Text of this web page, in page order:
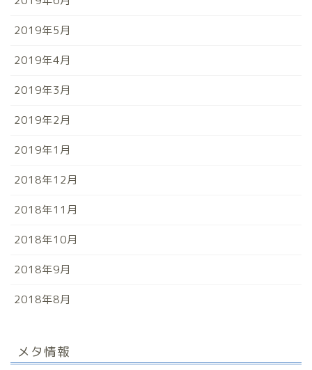
2019年5月
2019年4月
2019年3月
2019年2月
2019年1月
2018年12月
2018年11月
2018年10月
2018年9月
2018年8月
メタ情報